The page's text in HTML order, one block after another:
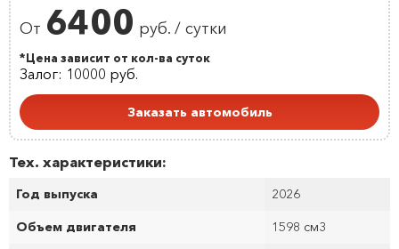
От 6400 руб. / сутки
*Цена зависит от кол-ва суток
Залог: 10000 руб.
Заказать автомобиль
Тех. характеристики:
Год выпуска 2026
Объем двигателя 1598 см3